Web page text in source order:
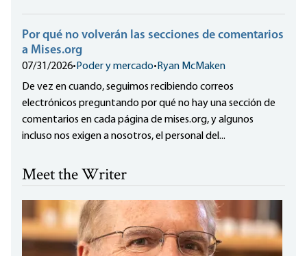
Por qué no volverán las secciones de comentarios
a Mises.org
07/31/2026• Poder y mercado• Ryan McMaken
De vez en cuando, seguimos recibiendo correos
electrónicos preguntando por qué no hay una sección de
comentarios en cada página de mises.org, y algunos
incluso nos exigen a nosotros, el personal del...
Meet the Writer